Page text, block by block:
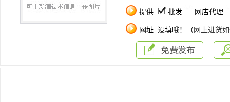
提供: 批发 网店代理
网址: 没填哦！（网上进货